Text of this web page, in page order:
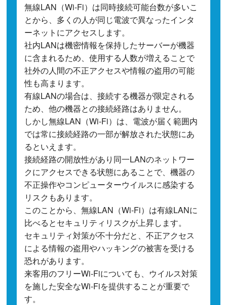
無線LAN（Wi-Fi）は同時接続可能台数が多いこ
とから、多くの人が同じ電波で異なったインタ
ーネットにアクセスします。
社内LANは機密情報を保持したサーバーが機器
に含まれるため、使用する人数が増えることで
社外の人間の不正アクセスや情報の盗用の可能
性も高まります。
有線LANの場合は、接続する機器が限定される
ため、他の機器との接続経路はありません。
しかし無線LAN（Wi-Fi）は、電波が届く範囲内
では常に接続経路の一部が解放された状態にあ
るといえます。
接続経路の開放性があり同一LANのネットワー
クにアクセスできる状態にあることで、機器の
不正操作やコンピューターウイルスに感染する
リスクもあります。
このことから、無線LAN（Wi-Fi）は有線LANに
比べるとセキュリティリスクが上昇します。
セキュリティ対策が不十分だと、不正アクセス
による情報の盗用やハッキングの被害を受ける
恐れがあります。
来客用のフリーWi-Fiについても、ウイルス対策
を施した安全なWi-Fiを提供することが重要で
す。